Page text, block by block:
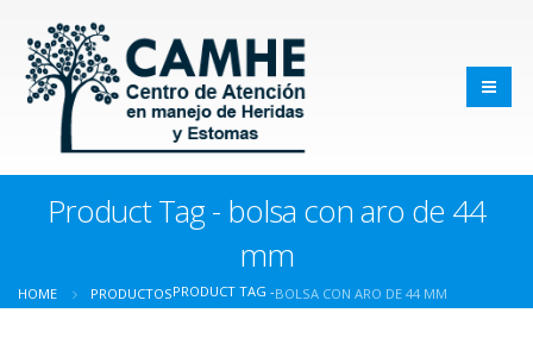
Product Tag - bolsa con aro de 44
mm
HOME PRODUCTOSPRODUCT TAG -BOLSA CON ARO DE 44 MM